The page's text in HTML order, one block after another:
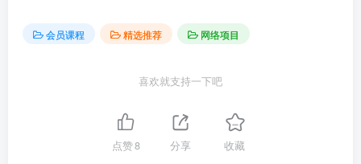
会员课程 精选推荐 网络项目
喜欢就支持一下吧
点赞8 分享 收藏